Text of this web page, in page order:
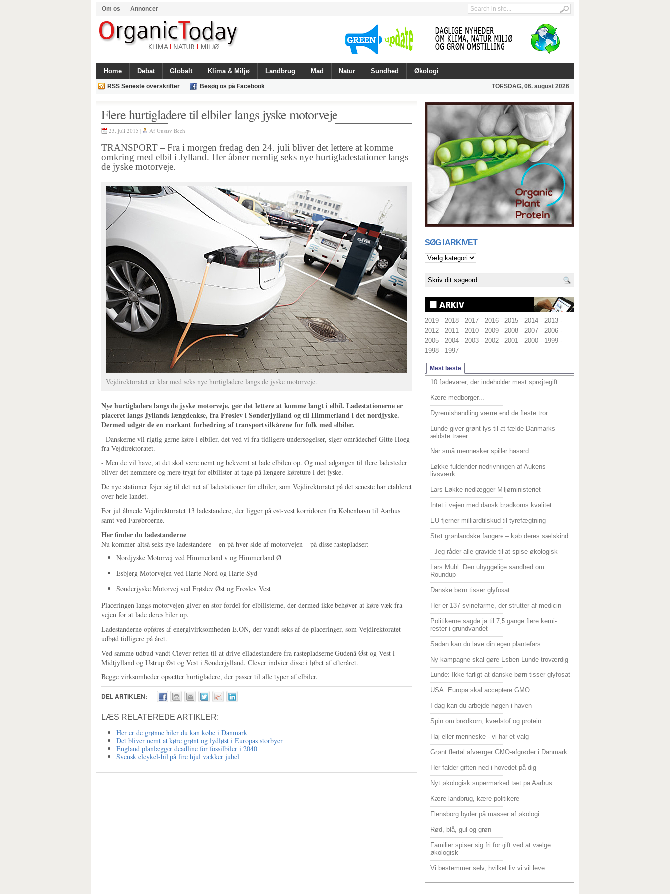
Om os Annoncer
Home Debat Globalt Klima & Miljø Landbrug Mad Natur Sundhed Økologi
RSS Seneste overskrifter Besøg os på Facebook TORSDAG, 06. august 2026
Flere hurtigladere til elbiler langs jyske motorveje
23. juli 2015 | Af Gustav Bech
TRANSPORT – Fra i morgen fredag den 24. juli bliver det lettere at komme
omkring med elbil i Jylland. Her åbner nemlig seks nye hurtigladestationer langs
de jyske motorveje.
Vejdirektoratet er klar med seks nye hurtigladere langs de jyske motorveje.
Nye hurtigladere langs de jyske motorveje, gør det lettere at komme langt i elbil. Ladestationerne er
placeret langs Jyllands længdeakse, fra Frøslev i Sønderjylland og til Himmerland i det nordjyske.
Dermed udgør de en markant forbedring af transportvilkårene for folk med elbiler.
- Danskerne vil rigtig gerne køre i elbiler, det ved vi fra tidligere undersøgelser, siger områdechef Gitte Hoeg
fra Vejdirektoratet.
- Men de vil have, at det skal være nemt og bekvemt at lade elbilen op. Og med adgangen til flere ladesteder
bliver det nemmere og mere trygt for elbilister at tage på længere køreture i det jyske.
De nye stationer føjer sig til det net af ladestationer for elbiler, som Vejdirektoratet på det seneste har etableret
over hele landet.
Før jul åbnede Vejdirektoratet 13 ladestandere, der ligger på øst-vest korridoren fra København til Aarhus
samt ved Farøbroerne.
Her finder du ladestanderne
Nu kommer altså seks nye ladestandere – en på hver side af motorvejen – på disse rastepladser:
Nordjyske Motorvej ved Himmerland v og Himmerland Ø
Esbjerg Motorvejen ved Harte Nord og Harte Syd
Sønderjyske Motorvej ved Frøslev Øst og Frøslev Vest
Placeringen langs motorvejen giver en stor fordel for elbilisterne, der dermed ikke behøver at køre væk fra
vejen for at lade deres biler op.
Ladestanderne opføres af energivirksomheden E.ON, der vandt seks af de placeringer, som Vejdirektoratet
udbød tidligere på året.
Ved samme udbud vandt Clever retten til at drive elladestandere fra rastepladserne Gudenå Øst og Vest i
Midtjylland og Ustrup Øst og Vest i Sønderjylland. Clever indvier disse i løbet af efteråret.
Begge virksomheder opsætter hurtigladere, der passer til alle typer af elbiler.
DEL ARTIKLEN:
LÆS RELATEREDE ARTIKLER:
Her er de grønne biler du kan købe i Danmark
Det bliver nemt at køre grønt og lydløst i Europas storbyer
England planlægger deadline for fossilbiler i 2040
Svensk elcykel-bil på fire hjul vækker jubel
SØG I ARKIVET
2019 - 2018 - 2017 - 2016 - 2015 - 2014 - 2013 -
2012 - 2011 - 2010 - 2009 - 2008 - 2007 - 2006 -
2005 - 2004 - 2003 - 2002 - 2001 - 2000 - 1999 -
1998 - 1997
Mest læste
10 fødevarer, der indeholder mest sprøjtegift
Kære medborger...
Dyremishandling værre end de fleste tror
Lunde giver grønt lys til at fælde Danmarks
ældste træer
Når små mennesker spiller hasard
Løkke fuldender nedrivningen af Aukens
livsværk
Lars Løkke nedlægger Miljøministeriet
Intet i vejen med dansk brødkorns kvalitet
EU fjerner milliardtilskud til tyrefægtning
Støt grønlandske fangere – køb deres sælskind
- Jeg råder alle gravide til at spise økologisk
Lars Muhl: Den uhyggelige sandhed om
Roundup
Danske børn tisser glyfosat
Her er 137 svinefarme, der strutter af medicin
Politikerne sagde ja til 7,5 gange flere kemi-
rester i grundvandet
Sådan kan du lave din egen plantefars
Ny kampagne skal gøre Esben Lunde troværdig
Lunde: Ikke farligt at danske børn tisser glyfosat
USA: Europa skal acceptere GMO
I dag kan du arbejde nøgen i haven
Spin om brødkorn, kvælstof og protein
Haj eller menneske - vi har et valg
Grønt flertal afværger GMO-afgrøder i Danmark
Her falder giften ned i hovedet på dig
Nyt økologisk supermarked tæt på Aarhus
Kære landbrug, kære politikere
Flensborg byder på masser af økologi
Rød, blå, gul og grøn
Familier spiser sig fri for gift ved at vælge
økologisk
Vi bestemmer selv, hvilket liv vi vil leve